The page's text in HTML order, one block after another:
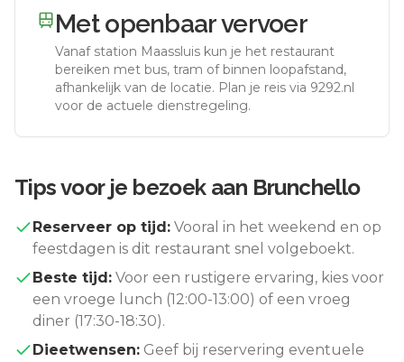
Met openbaar vervoer
Vanaf station Maassluis kun je het restaurant
bereiken met bus, tram of binnen loopafstand,
afhankelijk van de locatie. Plan je reis via 9292.nl
voor de actuele dienstregeling.
Tips voor je bezoek aan Brunchello
Reserveer op tijd: Vooral in het weekend en op
feestdagen is dit restaurant snel volgeboekt.
Beste tijd: Voor een rustigere ervaring, kies voor
een vroege lunch (12:00-13:00) of een vroeg
diner (17:30-18:30).
Dieetwensen: Geef bij reservering eventuele